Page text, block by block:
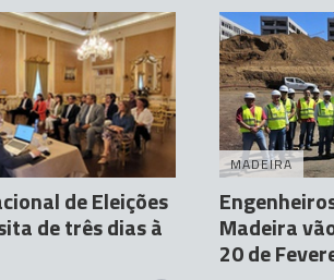
de Eleições
de três dias à
MADEIRA
Madeira
20 de